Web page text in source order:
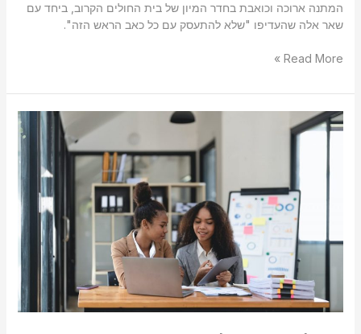
המתנה ארוכה וכואבת בחדר המיון של בית החולים הקרוב, ביחד עם
שאר אלה שהעדיפו "שלא להתעסק עם כל כאב הראש הזה".
Read More »
ניהול
פיננסים
צעירים